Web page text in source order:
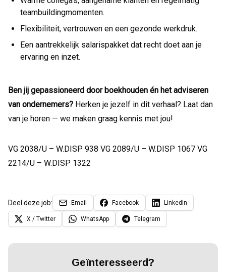
teambuildingmomenten.
Flexibiliteit, vertrouwen en een gezonde werkdruk.
Een aantrekkelijk salarispakket dat recht doet aan je
ervaring en inzet.
Ben jij gepassioneerd door boekhouden én het adviseren
van ondernemers? Herken je jezelf in dit verhaal? Laat dan
van je horen — we maken graag kennis met jou!
VG 2038/U – W.DISP 938 VG 2089/U – W.DISP 1067 VG
2214/U – W.DISP 1322
Deel deze job: Email Facebook LinkedIn
X / Twitter WhatsApp Telegram
Geïnteresseerd?